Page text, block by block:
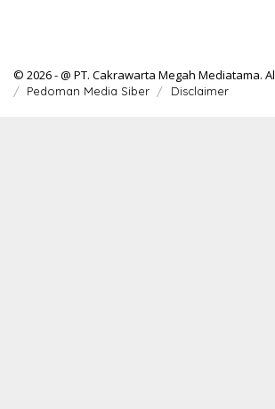
© 2026 - @ PT. Cakrawarta Megah Mediatama.
Pedoman Media Siber Disclaimer